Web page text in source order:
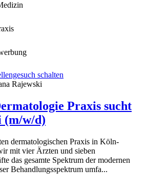
schalten
Rajewski
Praxis sucht
(m/w/d)
dermatologischen Praxis in Köln-
mit vier Ärzten und sieben
das gesamte Spektrum der modernen
Behandlungsspektrum umfa...